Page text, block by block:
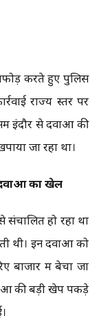
करते हुए पुलिस
राज्य स्तर पर
इंदौर से दवाओं की
जा रहा था।
का खेल
हो रहा था
थी। इन दवाओं को
बाजार में बेचा जा
की बड़ी खेप पकड़े